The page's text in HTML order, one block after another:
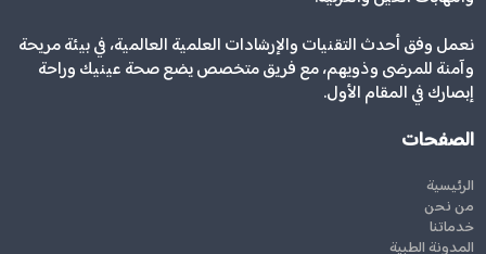
نعمل وفق أحدث التقنيات والإرشادات العلمية العالمية، في بيئة مريحة
وآمنة للمرضى وذويهم، مع فريق متخصص يضع صحة عينيك وراحة
إبصارك في المقام الأول.
الصفحات
الرئيسية
من نحن
خدماتنا
المدونة الطبية